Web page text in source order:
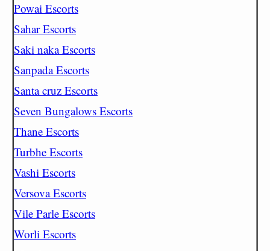
Powai Escorts
Sahar Escorts
Saki naka Escorts
Sanpada Escorts
Santa cruz Escorts
Seven Bungalows Escorts
Thane Escorts
Turbhe Escorts
Vashi Escorts
Versova Escorts
Vile Parle Escorts
Worli Escorts